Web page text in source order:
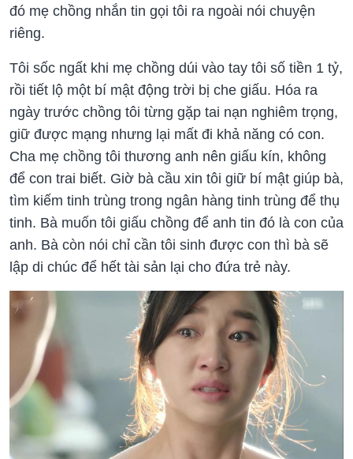
đó mẹ chồng nhắn tin gọi tôi ra ngoài nói chuyện
riêng.
Tôi sốc ngất khi mẹ chồng dúi vào tay tôi số tiền 1 tỷ,
rồi tiết lộ một bí mật động trời bị che giấu. Hóa ra
ngày trước chồng tôi từng gặp tai nạn nghiêm trọng,
giữ được mạng nhưng lại mất đi khả năng có con.
Cha mẹ chồng tôi thương anh nên giấu kín, không
để con trai biết. Giờ bà cầu xin tôi giữ bí mật giúp bà,
tìm kiếm tinh trùng trong ngân hàng tinh trùng để thụ
tinh. Bà muốn tôi giấu chồng để anh tin đó là con của
anh. Bà còn nói chỉ cần tôi sinh được con thì bà sẽ
lập di chúc để hết tài sản lại cho đứa trẻ này.